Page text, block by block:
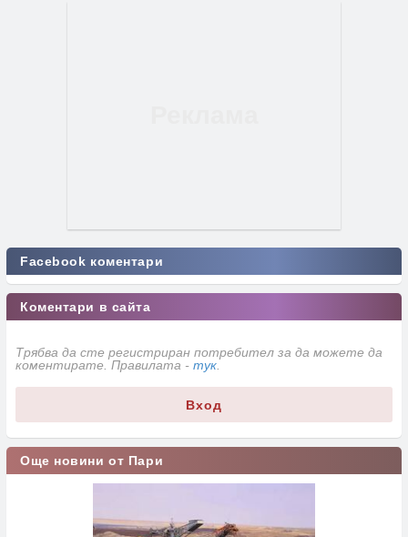
Facebook коментари
Коментари в сайта
Трябва да сте регистриран потребител за да можете да
коментирате. Правилата - тук
Вход
Още новини от Пари